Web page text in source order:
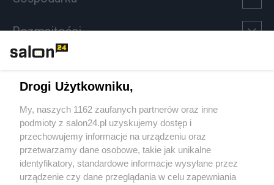
Rozmaitości
Sport
Społeczeństwo
Kultura
Drogi Użytkowniku,
My, naszych 1162 zaufanych partnerów oraz inne
podmioty z salon24.pl uzyskujemy dostęp i
przechowujemy informacje na urządzeniu oraz
przetwarzamy dane osobowe, takie jak unikalne
identyfikatory, standardowe informacje wysyłane przez
urządzenie czy dane przeglądania w celu zapewniania